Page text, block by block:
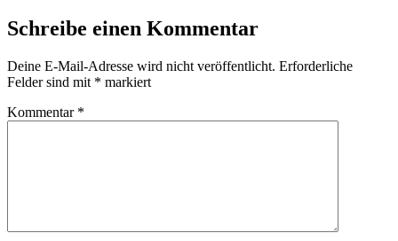
Schreibe einen Kommentar
Deine E-Mail-Adresse wird nicht veröffentlicht. Erforderliche
Felder sind mit * markiert
Kommentar *